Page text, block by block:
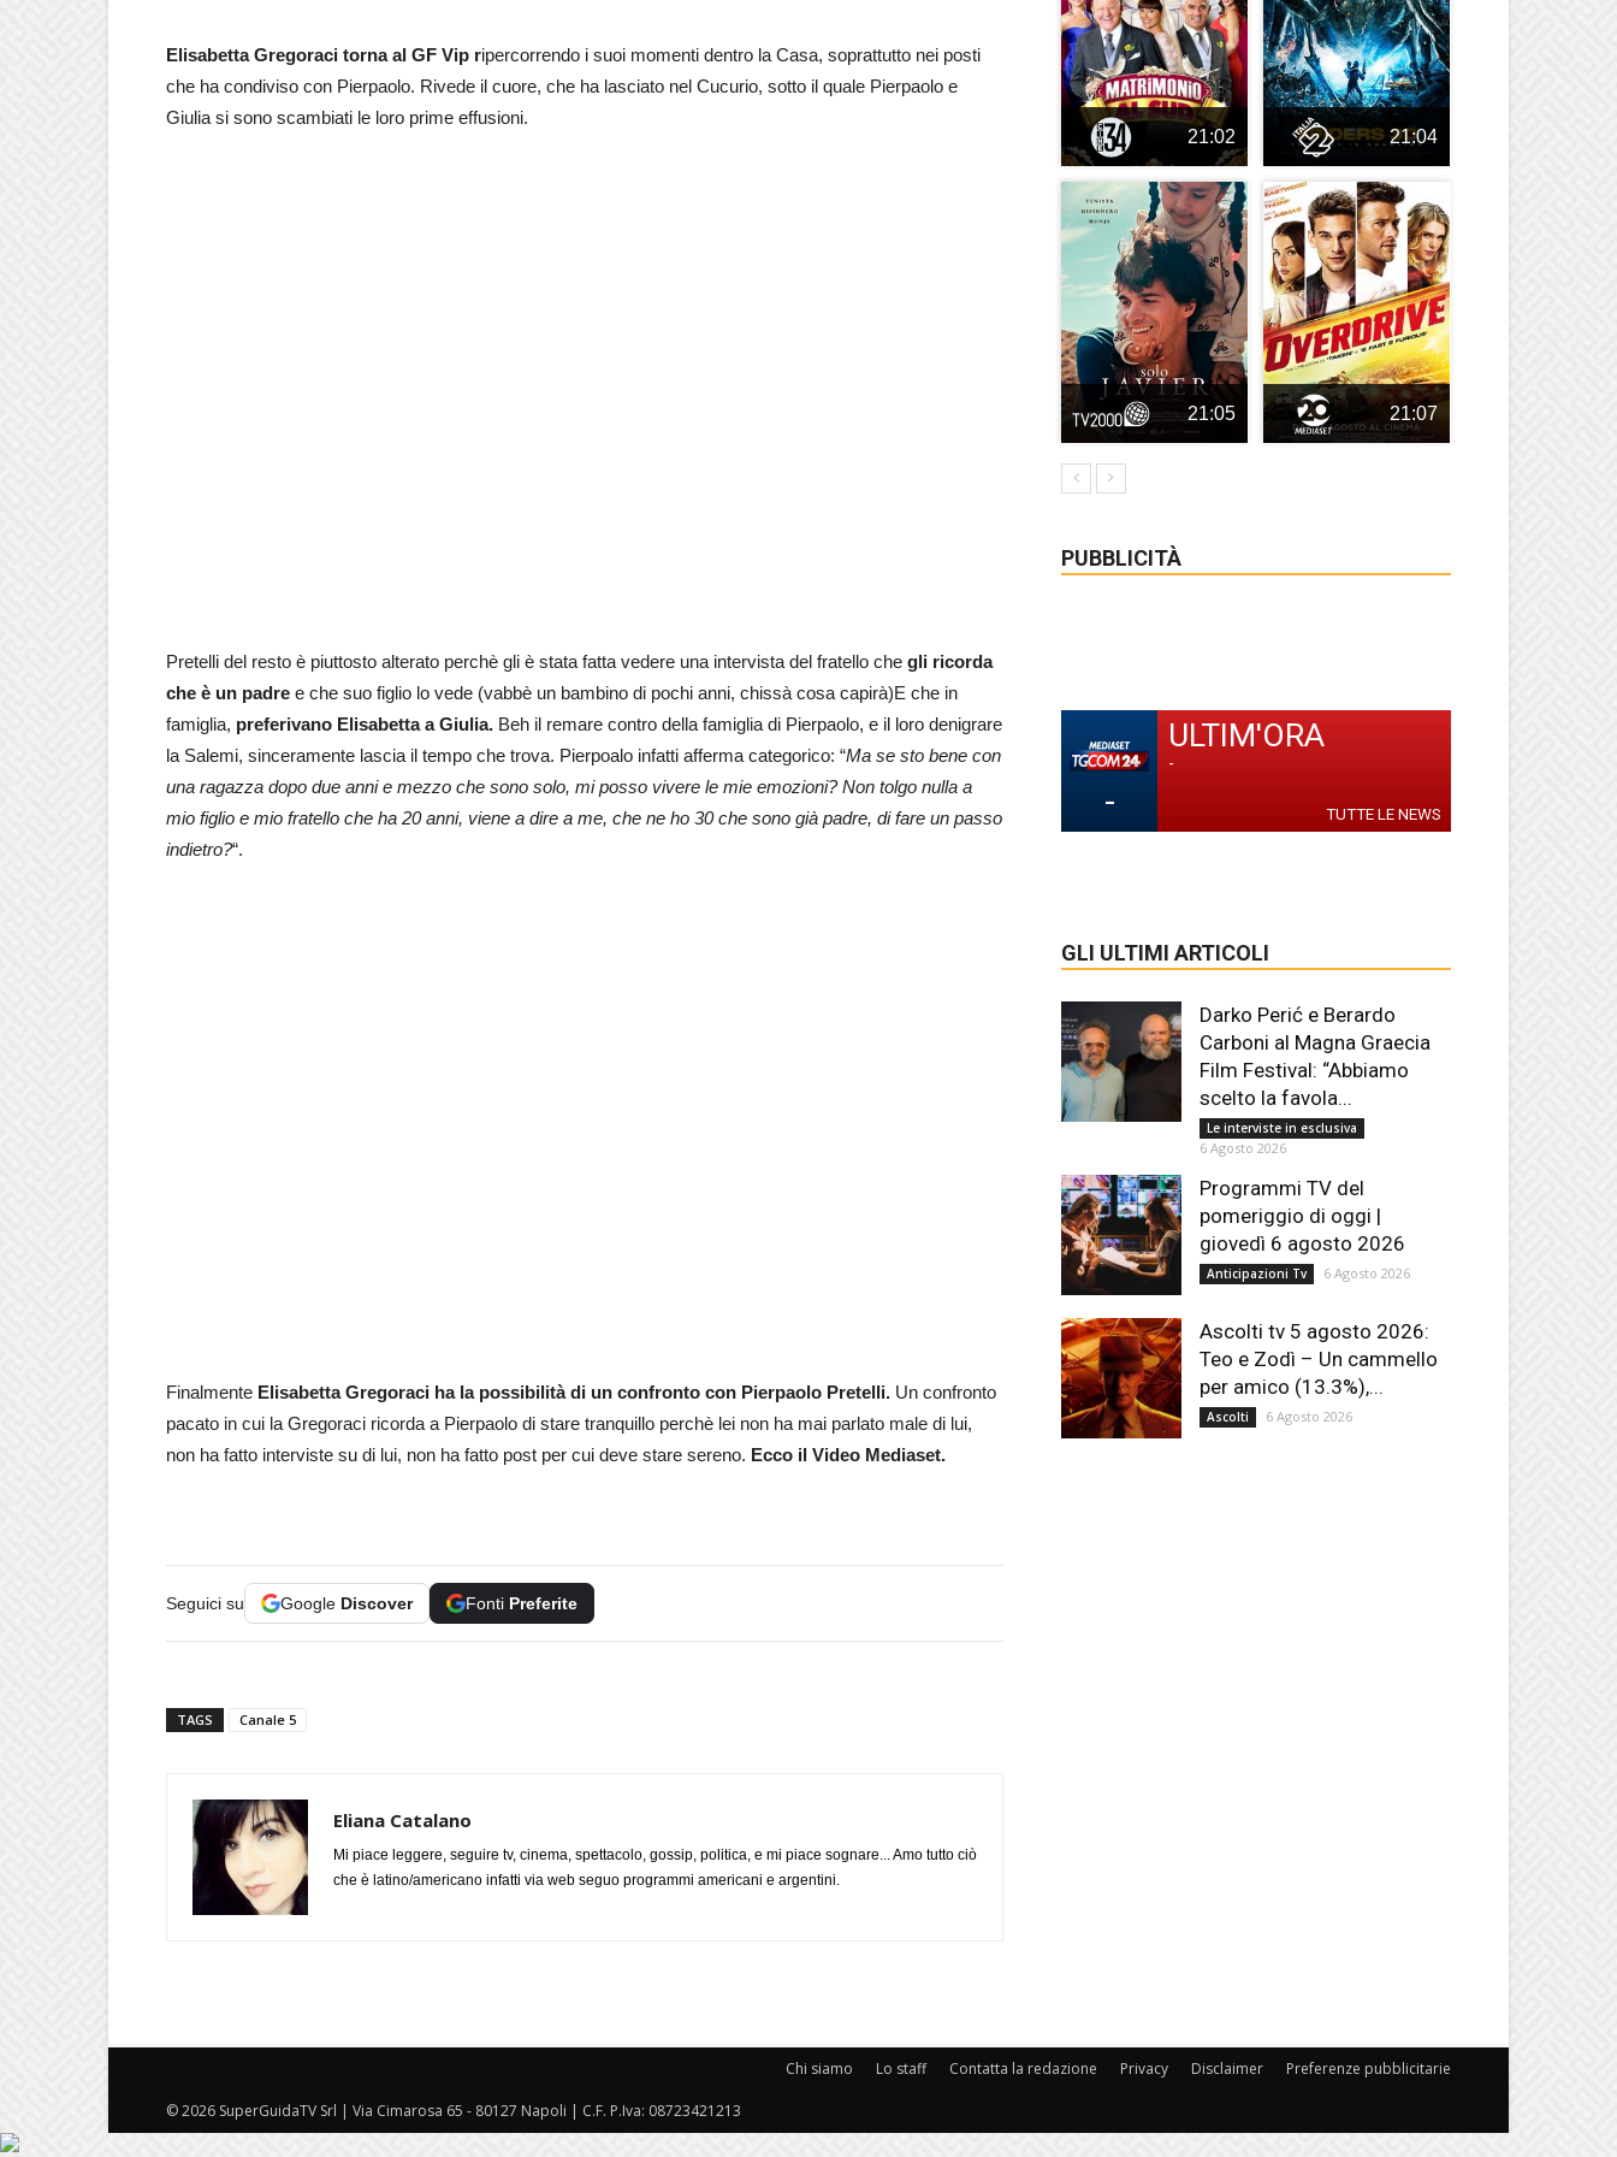
Elisabetta Gregoraci torna al GF Vip ripercorrendo i suoi momenti dentro la Casa, soprattutto nei posti
che ha condiviso con Pierpaolo. Rivede il cuore, che ha lasciato nel Cucurio, sotto il quale Pierpaolo e
Giulia si sono scambiati le loro prime effusioni.
Pretelli del resto è piuttosto alterato perchè gli è stata fatta vedere una intervista del fratello che gli ricorda
che è un padre e che suo figlio lo vede (vabbè un bambino di pochi anni, chissà cosa capirà)E che in
famiglia, preferivano Elisabetta a Giulia. Beh il remare contro della famiglia di Pierpaolo, e il loro denigrare
la Salemi, sinceramente lascia il tempo che trova. Pierpoalo infatti afferma categorico: “Ma se sto bene con
una ragazza dopo due anni e mezzo che sono solo, mi posso vivere le mie emozioni? Non tolgo nulla a
mio figlio e mio fratello che ha 20 anni, viene a dire a me, che ne ho 30 che sono già padre, di fare un passo
indietro?“.
Finalmente Elisabetta Gregoraci ha la possibilità di un confronto con Pierpaolo Pretelli. Un confronto
pacato in cui la Gregoraci ricorda a Pierpaolo di stare tranquillo perchè lei non ha mai parlato male di lui,
non ha fatto interviste su di lui, non ha fatto post per cui deve stare sereno. Ecco il Video Mediaset.
Seguici su Google Discover Fonti Preferite
TAGS Canale 5
Eliana Catalano
Mi piace leggere, seguire tv, cinema, spettacolo, gossip, politica, e mi piace sognare... Amo tutto ciò
che è latino/americano infatti via web seguo programmi americani e argentini.
21:02 21:04
21:05 21:07
PUBBLICITÀ
-
ULTIM'ORA
-
TUTTE LE NEWS
GLI ULTIMI ARTICOLI
Darko Perić e Berardo
Carboni al Magna Graecia
Film Festival: “Abbiamo
scelto la favola...
Le interviste in esclusiva
6 Agosto 2026
Programmi TV del
pomeriggio di oggi |
giovedì 6 agosto 2026
Anticipazioni Tv 6 Agosto 2026
Ascolti tv 5 agosto 2026:
Teo e Zodì – Un cammello
per amico (13.3%),...
Ascolti 6 Agosto 2026
Chi siamo Lo staff Contatta la redazione Privacy Disclaimer Preferenze pubblicitarie
© 2026 SuperGuidaTV Srl | Via Cimarosa 65 - 80127 Napoli | C.F. P.Iva: 08723421213